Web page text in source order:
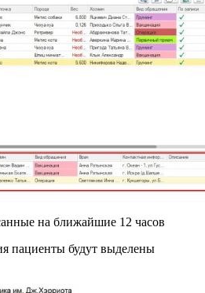
на ближайшие 12 часов
пациенты будут выделены